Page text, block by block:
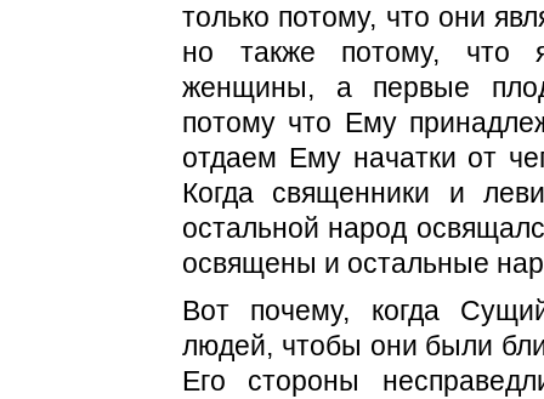
только потому, что они
но также потому, что
женщины, а первые
потому что Ему
отдаем Ему начатки от
Когда священники и
остальной народ
освящены и остальные
Вот почему, когда
людей, чтобы они были
Его стороны